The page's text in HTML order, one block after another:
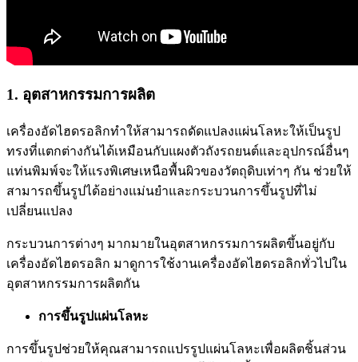
1. อุตสาหกรรมการผลิต
เครื่องอัดไฮดรอลิกทำให้สามารถดัดแปลงแผ่นโลหะให้เป็นรูป
ทรงที่แตกต่างกันได้เหมือนกับแผงตัวถังรถยนต์และอุปกรณ์อื่นๆ
แท่นพิมพ์จะให้แรงพิเศษเหนือพื้นผิวของวัตถุดิบเท่าๆ กัน ช่วยให้
สามารถขึ้นรูปได้อย่างแม่นยำและกระบวนการขึ้นรูปที่ไม่
เปลี่ยนแปลง
กระบวนการต่างๆ มากมายในอุตสาหกรรมการผลิตขึ้นอยู่กับ
เครื่องอัดไฮดรอลิก มาดูการใช้งานเครื่องอัดไฮดรอลิกทั่วไปใน
อุตสาหกรรมการผลิตกัน
การขึ้นรูปแผ่นโลหะ
การขึ้นรูปช่วยให้คุณสามารถแปรรูปแผ่นโลหะเพื่อผลิตชิ้นส่วน